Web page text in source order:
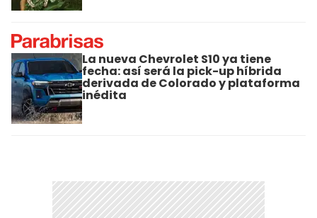
La nueva Chevrolet S10 ya tiene
fecha: así será la pick-up híbrida
derivada de Colorado y plataforma
inédita